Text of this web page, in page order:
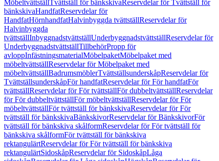
MöbeltvättställTvättställ för bänkskivaReservdelar för Tvättställ för
bänkskivaHandfatReservdelar för
HandfatHörnhandfatHalvinbyggda tvättställReservdelar för
Halvinbyggda
tvättställInbyggnadstvättställUnderbyggnadstvättställReservdelar för
UnderbyggnadstvättställTillbehörPropp för
avloppInfästningsmaterialMöbelpaketMöbelpaket med
möbeltvättställReservdelar för Möbelpaket med
möbeltvättställBadrumsmöblerTvättställsunderskåpReservdelar för
TvättställsunderskåpFör handfatReservdelar för För handfatFör
tvättställReservdelar för För tvättställFör dubbeltvättställReservdelar
för För dubbeltvättställFör möbeltvättställReservdelar för För
möbeltvättställFör tvättställ för bänkskivaReservdelar för För
tvättställ för bänkskivaBänkskivorReservdelar för BänkskivorFör
tvättställ för bänkskiva skålformReservdelar för För tvättställ för
bänkskiva skålformFör tvättställ för bänkskiva
rektangulärtReservdelar för För tvättställ för bänkskiva
rektangulärtSidoskåpReservdelar för SidoskåpLåga